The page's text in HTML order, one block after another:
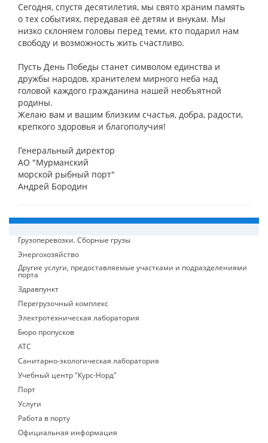
Сегодня, спустя десятилетия, мы свято храним память
о тех событиях, передавая её детям и внукам. Мы
низко склоняем головы перед теми, кто подарил нам
свободу и возможность жить счастливо.
Пусть День Победы станет символом единства и
дружбы народов, хранителем мирного неба над
головой каждого гражданина нашей необъятной
родины.
Желаю вам и вашим близким счастья, добра, радости,
крепкого здоровья и благополучия!
Генеральный директор
АО "Мурманский
морской рыбный порт"
Андрей Бородин
Грузоперевозки. Сборные грузы
Энергохозяйство
Другие услуги, предоставляемые участками и подразделениями
порта
Здравпункт
Перегрузочный комплекс
Электротехническая лаборатория
Бюро пропусков
АТС
Санитарно-экологическая лаборатория
Учебный центр "Курс-Норд"
Порт
Услуги
Работа в порту
Официальная информация